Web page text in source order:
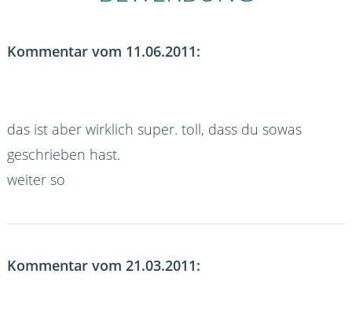
Kommentar vom 11.06.2011:
das ist aber wirklich super. toll, dass du sowas
geschrieben hast.
weiter so
Kommentar vom 21.03.2011: